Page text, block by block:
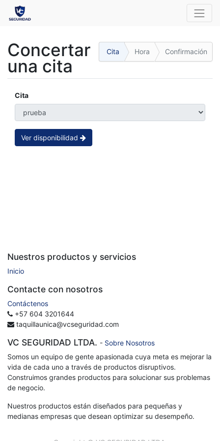
Cita Hora Confirmación
Concertar
una cita
Cita
Ver disponibilidad
Nuestros productos y servicios
Inicio
Contacte con nosotros
Contáctenos
+57 604 3201644
taquillaunica@vcseguridad.com
VC SEGURIDAD LTDA. - Sobre Nosotros
Somos un equipo de gente apasionada cuya meta es mejorar la
vida de cada uno a través de productos disruptivos.
Construimos grandes productos para solucionar sus problemas
de negocio.
Nuestros productos están diseñados para pequeñas y
medianas empresas que desean optimizar su desempeño.